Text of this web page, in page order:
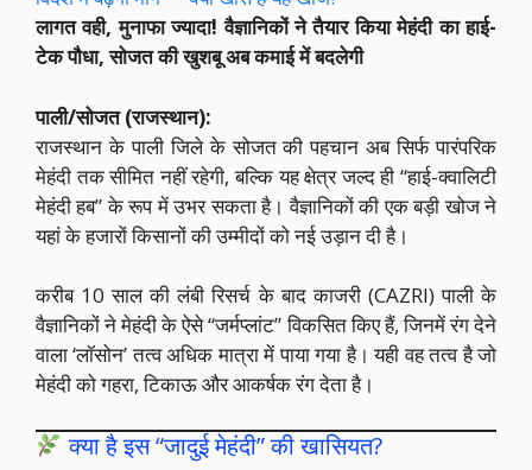
लागत वही, मुनाफा ज्यादा! वैज्ञानिकों ने तैयार किया मेहंदी का हाई-
टेक पौधा, सोजत की खुशबू अब कमाई में बदलेगी
पाली/सोजत (राजस्थान):
राजस्थान के पाली जिले के सोजत की पहचान अब सिर्फ पारंपरिक
मेहंदी तक सीमित नहीं रहेगी, बल्कि यह क्षेत्र जल्द ही “हाई-क्वालिटी
मेहंदी हब” के रूप में उभर सकता है। वैज्ञानिकों की एक बड़ी खोज ने
यहां के हजारों किसानों की उम्मीदों को नई उड़ान दी है।
करीब 10 साल की लंबी रिसर्च के बाद काजरी (CAZRI) पाली के
वैज्ञानिकों ने मेहंदी के ऐसे “जर्मप्लांट” विकसित किए हैं, जिनमें रंग देने
वाला ‘लॉसोन’ तत्व अधिक मात्रा में पाया गया है। यही वह तत्व है जो
मेहंदी को गहरा, टिकाऊ और आकर्षक रंग देता है।
क्या है इस “जादुई मेहंदी” की खासियत?